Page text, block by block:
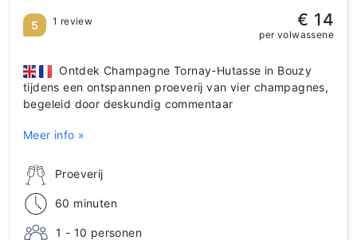
Proeverij
60 minuten
1 - 10 personen
Ontdek Champagne Tornay-Hutasse in Bouzy
tijdens een ontspannen proeverij van vier champagnes,
begeleid door deskundig commentaar
Meer info »
5 1 review € 14
per volwassene